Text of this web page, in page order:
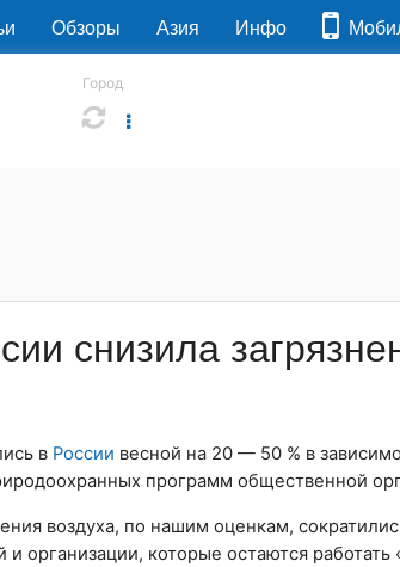
Обзоры Азия Инфо
Город
снизила
в России весной на 20 — 50 % в
программ общественной
воздуха, по нашим оценкам,
организации, которые остаются